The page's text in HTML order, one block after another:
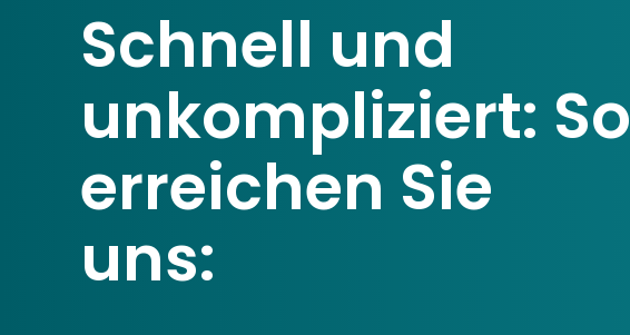
Schnell und
unkompliziert: So
erreichen Sie
uns: